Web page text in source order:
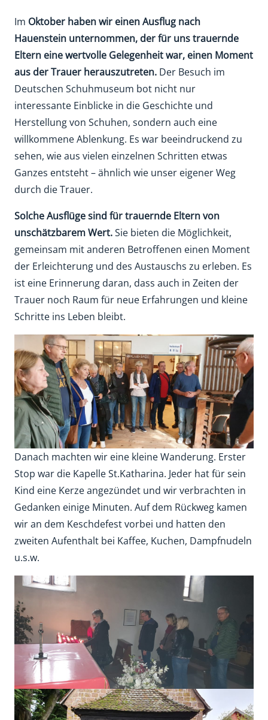
Im Oktober haben wir einen Ausflug nach
Hauenstein unternommen, der für uns trauernde
Eltern eine wertvolle Gelegenheit war, einen Moment
aus der Trauer herauszutreten. Der Besuch im
Deutschen Schuhmuseum bot nicht nur
interessante Einblicke in die Geschichte und
Herstellung von Schuhen, sondern auch eine
willkommene Ablenkung. Es war beeindruckend zu
sehen, wie aus vielen einzelnen Schritten etwas
Ganzes entsteht – ähnlich wie unser eigener Weg
durch die Trauer.
Solche Ausflüge sind für trauernde Eltern von
unschätzbarem Wert.Sie bieten die Möglichkeit,
gemeinsam mit anderen Betroffenen einen Moment
der Erleichterung und des Austauschs zu erleben. Es
ist eine Erinnerung daran, dass auch in Zeiten der
Trauer noch Raum für neue Erfahrungen und kleine
Schritte ins Leben bleibt.
Danach machten wir eine kleine Wanderung. Erster
Stop war die Kapelle St.Katharina. Jeder hat für sein
Kind eine Kerze angezündet und wir verbrachten in
Gedanken einige Minuten. Auf dem Rückweg kamen
wir an dem Keschdefest vorbei und hatten den
zweiten Aufenthalt bei Kaffee, Kuchen, Dampfnudeln
u.s.w.